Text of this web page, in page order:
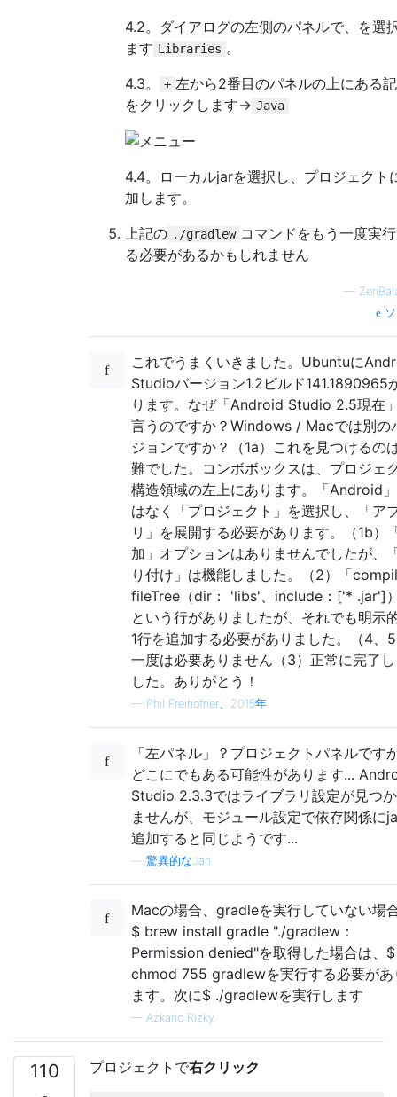
4.2。ダイアログの左側のパネルで、を選
ます Libraries 。
4.3。
+ 左から2番目のパネルの上にある
をクリックします-> Java
4.4。ローカルjarを選択し、プロジェクト
加します。
上記の ./gradlew コマンドをもう一度実
る必要があるかもしれません
—
これでうまくいきました。Ubuntuに
Studioバージョン1.2ビルド141.1890965
ります。なぜ「Android Studio 2.5現在
言うのですか？Windows / Macでは別の
ジョンですか？（1a）これを見つけるの
難でした。コンボボックスは、プロジェ
構造領域の左上にあります。「Android
はなく「プロジェクト」を選択し、「ア
リ」を展開する必要があります。（1b）
加」オプションはありませんでしたが、
り付け」は機能しました。（2）「
fileTree（dir： 'libs'、include：['* .jar']
という行がありましたが、それでも明示
1行を追加する必要がありました。（4、
一度は必要ありません（3）正常に完了
した。ありがとう！
— Phil Freihofner、2015年
「左パネル」？プロジェクトパネルです
どこにでもある可能性があります...
Studio 2.3.3ではライブラリ設定が見つ
ませんが、モジュール設定で依存関係に
追加すると同じようです...
驚異的なJan
Macの場合、gradleを実行していない場
$ brew install gradle "./gradlew：
Permission denied"を取得した場合は、$
chmod 755 gradlewを実行する必要があ
ます。次に$ ./gradlewを実行します
— Azkario Rizky
110 プロジェクトで右クリック